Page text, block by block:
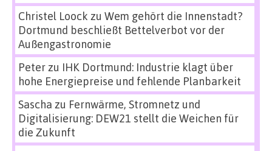
Christel Loock zu Wem gehört die Innenstadt?
Dortmund beschließt Bettelverbot vor der
Außengastronomie
Peterzu IHK Dortmund: Industrie klagt über
hohe Energiepreise und fehlende Planbarkeit
Sascha zu Fernwärme, Stromnetz und
Digitalisierung: DEW21 stellt die Weichen für
die Zukunft